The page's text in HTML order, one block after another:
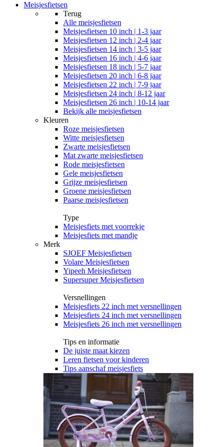
Meisjesfietsen
Terug
Alle meisjesfietsen
Meisjesfietsen 10 inch | 1-3 jaar
Meisjesfietsen 12 inch | 2-4 jaar
Meisjesfietsen 14 inch | 3-5 jaar
Meisjesfietsen 16 inch | 4-6 jaar
Meisjesfietsen 18 inch | 5-7 jaar
Meisjesfietsen 20 inch | 6-8 jaar
Meisjesfietsen 22 inch | 7-9 jaar
Meisjesfietsen 24 inch | 8-12 jaar
Meisjesfietsen 26 inch | 10-14 jaar
Bekijk alle meisjesfietsen
Kleuren
Roze meisjesfietsen
Witte meisjesfietsen
Zwarte meisjesfietsen
Mat zwarte meisjesfietsen
Rode meisjesfietsen
Gele meisjesfietsen
Grijze meisjesfietsen
Groene meisjesfietsen
Paarse meisjesfietsen
Type
Meisjesfiets met voorrekje
Meisjesfiets met mandje
Merk
SJOEF Meisjesfietsen
Volare Meisjesfietsen
Yipeeh Meisjesfietsen
Supersuper Meisjesfietsen
Versnellingen
Meisjesfiets 22 inch met versnellingen
Meisjesfiets 24 inch met versnellingen
Meisjesfiets 26 inch met versnellingen
Tips en informatie
De juiste maat kiezen
Leren fietsen voor kinderen
Tips aanschaf meisjesfiets